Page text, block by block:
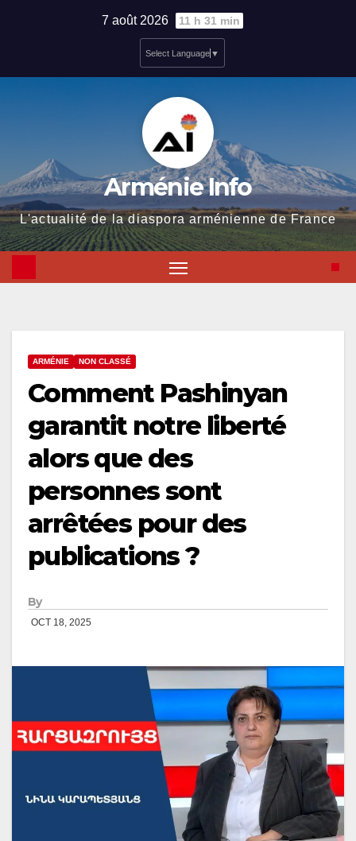
7 août 2026 11 h 31 min
Select Language ▼
Arménie Info
L'actualité de la diaspora arménienne de France
ARMÉNIE NON CLASSÉ
Comment Pashinyan
garantit notre liberté
alors que des
personnes sont
arrêtées pour des
publications ?
By
OCT 18, 2025